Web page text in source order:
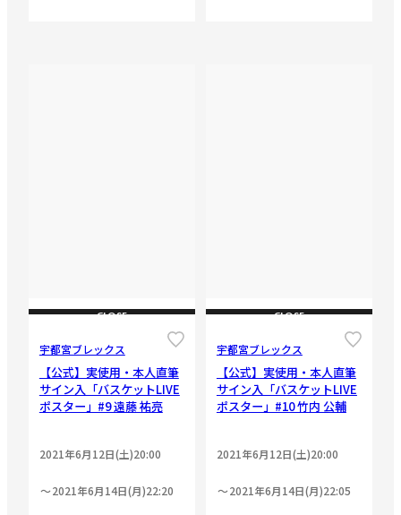
CLOSE
宇都宮ブレックス
【公式】実使用・本人直筆
サイン入「バスケットLIVE
ポスター」#9 遠藤 祐亮
2021年6月12日(土)20:00
2021年6月14日(月)22:20
CLOSE
宇都宮ブレックス
【公式】実使用・本人直筆
サイン入「バスケットLIVE
ポスター」#10 竹内 公輔
2021年6月12日(土)20:00
2021年6月14日(月)22:05